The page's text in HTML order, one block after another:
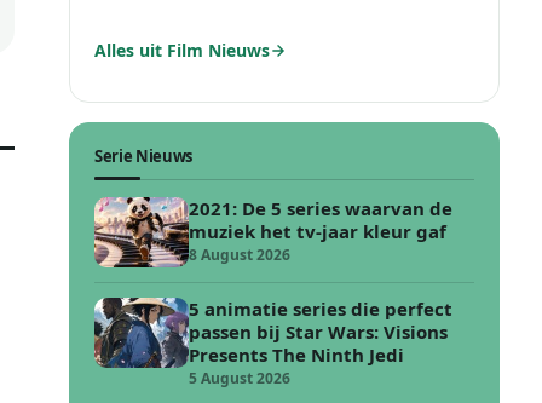
Alles uit Film Nieuws
Serie Nieuws
2021: De 5 series waarvan de
muziek het tv-jaar kleur gaf
8 August 2026
5 animatie series die perfect
passen bij Star Wars: Visions
Presents The Ninth Jedi
5 August 2026